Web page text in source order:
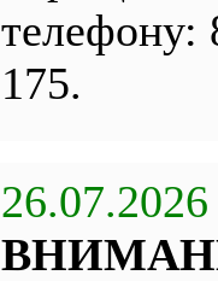
телефону:
175.
26.07.2026